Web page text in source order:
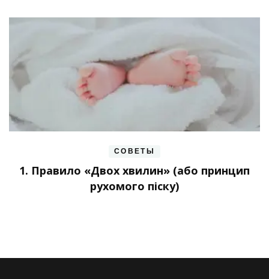
СОВЕТЫ
1. Правило «Двох хвилин» (або принцип
рухомого піску)